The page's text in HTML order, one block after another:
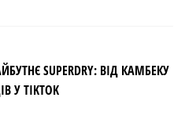
SUPERDRY: ВІД КАМБЕКУ
У TIKTOK